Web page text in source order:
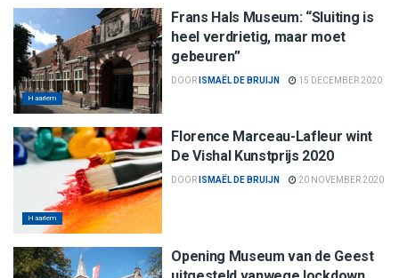
Haarlem
Frans Hals Museum: “Sluiting is
heel verdrietig, maar moet
gebeuren”
DOOR ISMAËL DE BRUIJN 15 DECEMBER 2020
Haarlem
Florence Marceau-Lafleur wint
De Vishal Kunstprijs 2020
DOOR ISMAËL DE BRUIJN 20 NOVEMBER 2020
Opening Museum van de Geest